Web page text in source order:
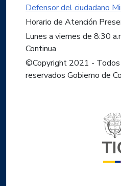
Defensor del ciudadano
Horario de Atención
Lunes a viernes de 8:30
Continua
©Copyright 2021 - Todos
reservados Gobierno de